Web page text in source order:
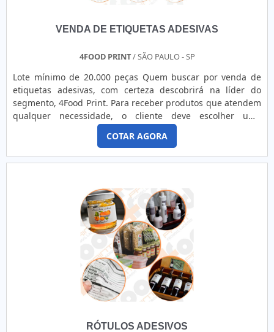
VENDA DE ETIQUETAS ADESIVAS
4FOOD PRINT/ SÃO PAULO - SP
Lote mínimo de 20.000 peças Quem buscar por venda de
etiquetas adesivas, com certeza descobrirá na líder do
segmento, 4Food Print. Para receber produtos que atendem
qualquer necessidade, o cliente deve escolher uma
organização que se destaque por um bom suporte pré-
venda e tenha ampla experiência no ramo.Quando a
temática é venda de etiquetas adesivas, com a melhor mão
de obra da 4Food Print o cliente obterá assertividade e
COTAR AGORA
RÓTULOS ADESIVOS